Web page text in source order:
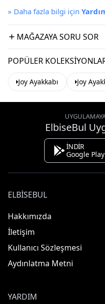
» Daha fazla bilgi için
MAĞAZAYA SORU SOR
POPÜLER
Joy Ayakkabı Joy
ElbiseBul
İNDİR
Google Play
ELBISEBUL
Hakkımızda
İletişim
Kullanıcı Sözleşmesi
Aydınlatma Metni
YARDIM